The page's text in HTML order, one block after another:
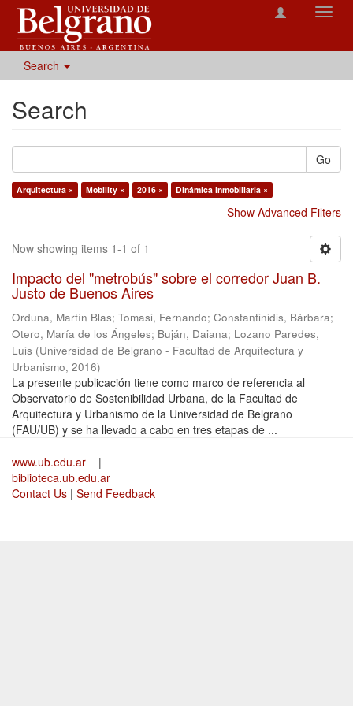
Search
Search
Go
Arquitectura × Mobility × 2016 × Dinámica inmobiliaria ×
Show Advanced Filters
Now showing items 1-1 of 1
Impacto del "metrobús" sobre el corredor Juan B.
Justo de Buenos Aires
Orduna, Martín Blas; Tomasi, Fernando; Constantinidis, Bárbara;
Otero, María de los Ángeles; Buján, Daiana; Lozano Paredes,
Luis (Universidad de Belgrano - Facultad de Arquitectura y
Urbanismo, 2016)
La presente publicación tiene como marco de referencia al
Observatorio de Sostenibilidad Urbana, de la Facultad de
Arquitectura y Urbanismo de la Universidad de Belgrano
(FAU/UB) y se ha llevado a cabo en tres etapas de ...
www.ub.edu.ar
|
biblioteca.ub.edu.ar
Contact Us | Send Feedback